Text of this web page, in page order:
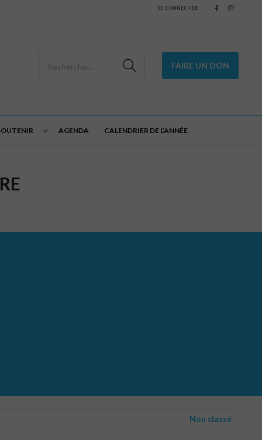
SE CONNECTER
FAIRE UN DON
AGENDA CALENDRIER DE L’ANNÉE
Non classé